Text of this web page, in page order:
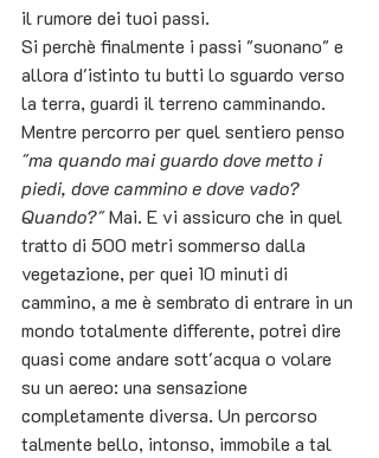
il rumore dei tuoi passi.
Si perchè finalmente i passi "suonano" e
allora d'istinto tu butti lo sguardo verso
la terra, guardi il terreno camminando.
Mentre percorro per quel sentiero penso
"ma quando mai guardo dove metto i
piedi, dove cammino e dove vado?
Quando?" Mai. E vi assicuro che in quel
tratto di 500 metri sommerso dalla
vegetazione, per quei 10 minuti di
cammino, a me è sembrato di entrare in un
mondo totalmente differente, potrei dire
quasi come andare sott'acqua o volare
su un aereo: una sensazione
completamente diversa. Un percorso
talmente bello, intonso, immobile a tal